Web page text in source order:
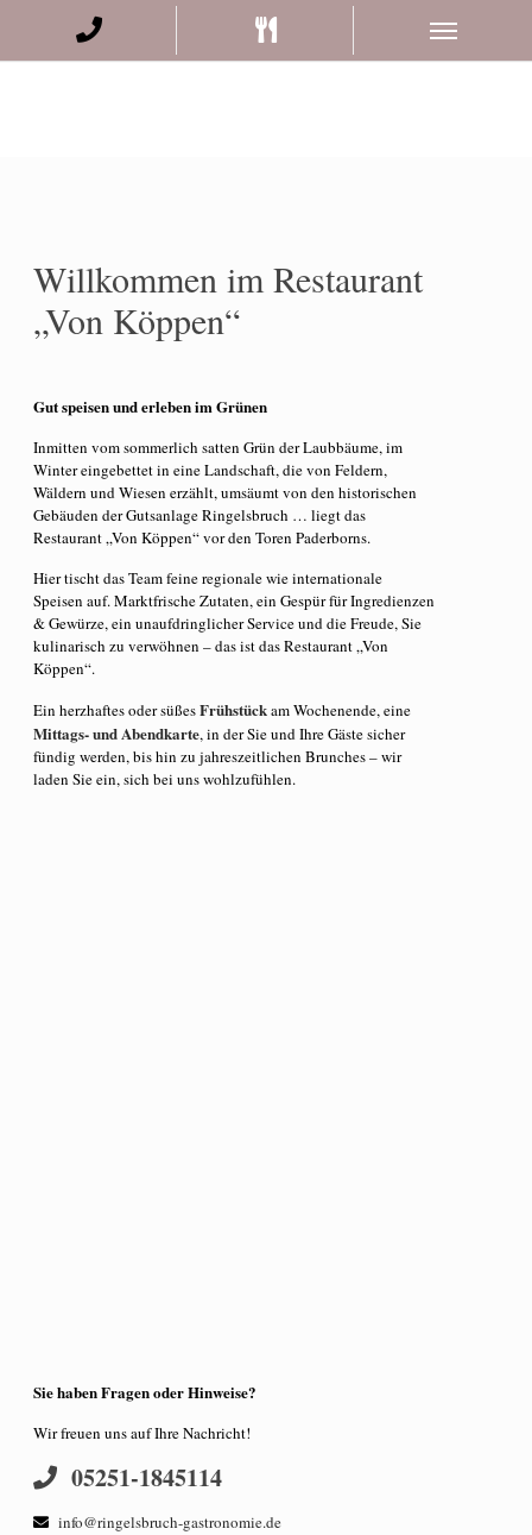
Willkommen im Restaurant
„Von Köppen“
Gut speisen und erleben im Grünen
Inmitten vom sommerlich satten Grün der Laubbäume, im
Winter eingebettet in eine Landschaft, die von Feldern,
Wäldern und Wiesen erzählt, umsäumt von den historischen
Gebäuden der Gutsanlage Ringelsbruch … liegt das
Restaurant „Von Köppen“ vor den Toren Paderborns.
Hier tischt das Team feine regionale wie internationale
Speisen auf. Marktfrische Zutaten, ein Gespür für Ingredienzen
& Gewürze, ein unaufdringlicher Service und die Freude, Sie
kulinarisch zu verwöhnen – das ist das Restaurant „Von
Köppen“.
Ein herzhaftes oder süßesFrühstückam Wochenende, eine
Mittags- und Abendkarte, in der Sie und Ihre Gäste sicher
fündig werden, bis hin zu jahreszeitlichen Brunches – wir
laden Sie ein, sich bei uns wohlzufühlen.
Sie haben Fragen oder Hinweise?
Wir freuen uns auf Ihre Nachricht!
05251-1845114
info@ringelsbruch-gastronomie.de